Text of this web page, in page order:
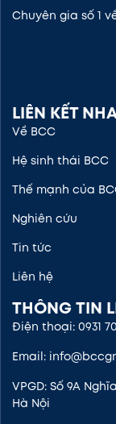
Chuyên gia số 1
LIÊN KẾT
Về BCC
Hệ sinh thái BCC
Thế mạnh của
Nghiên cứu
Tin tức
Liên hệ
THÔNG TIN
Điện thoại: 0931
Email:
VPGD: Số 9A
Hà Nội